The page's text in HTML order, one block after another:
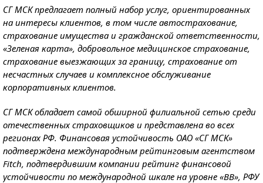
СГ МСК предлагает полный набор услуг, ориентированных
на интересы клиентов, в том числе автострахование,
страхование имущества и гражданской ответственности,
«Зеленая карта», добровольное медицинское страхование,
страхование выезжающих за границу, страхование от
несчастных случаев и комплексное обслуживание
корпоративных клиентов.
СГ МСК обладает самой обширной филиальной сетью среди
отечественных страховщиков и представлена во всех
регионах РФ. Финансовая устойчивость ОАО «СГ МСК»
подтверждена международным рейтинговым агентством
Fitch, подтвердившим компании рейтинг финансовой
устойчивости по международной шкале на уровне «BB», РФУ